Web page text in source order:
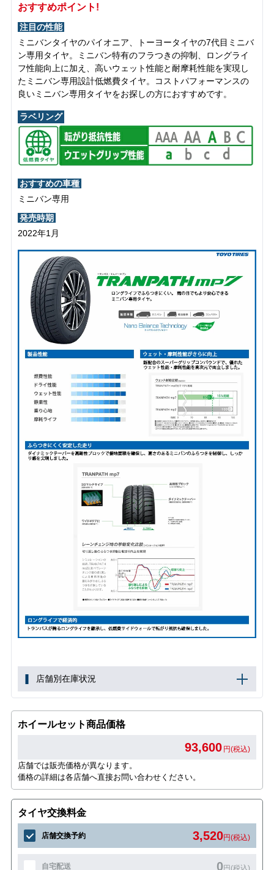
おすすめポイント!
注目の性能
ミニバンタイヤのパイオニア、トーヨータイヤの7代目ミニバ
ン専用タイヤ。ミニバン特有のフラつきの抑制、ロングライ
フ性能向上に加え、高いウェット性能と耐摩耗性能を実現し
たミニバン専用設計低燃費タイヤ。コストパフォーマンスの
良いミニバン専用タイヤをお探しの方におすすめです。
ラベリング
おすすめの車種
ミニバン専用
発売時期
2022年1月
店舗別在庫状況
ホイールセット商品価格
93,600 円(税込)
店舗では販売価格が異なります。
価格の詳細は各店舗へ直接お問い合わせください。
タイヤ交換料金
店舗交換予約 3,520円(税込)
自宅配送 0円(税込)